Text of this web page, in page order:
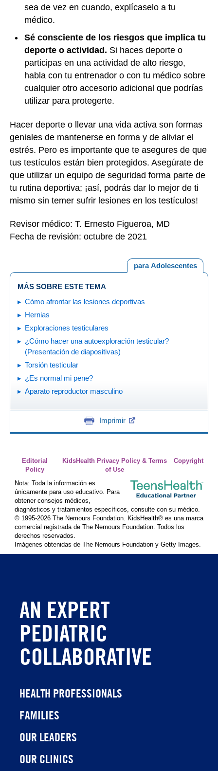
sea de vez en cuando, explícaselo a tu
médico.
Sé consciente de los riesgos que implica tu
deporte o actividad. Si haces deporte o
participas en una actividad de alto riesgo,
habla con tu entrenador o con tu médico sobre
cualquier otro accesorio adicional que podrías
utilizar para protegerte.
Hacer deporte o llevar una vida activa son formas
geniales de mantenerse en forma y de aliviar el
estrés. Pero es importante que te asegures de que
tus testículos están bien protegidos. Asegúrate de
que utilizar un equipo de seguridad forma parte de
tu rutina deportiva; ¡así, podrás dar lo mejor de ti
mismo sin temer sufrir lesiones en los testículos!
Revisor médico: T. Ernesto Figueroa, MD
Fecha de revisión: octubre de 2021
para Adolescentes
MÁS SOBRE ESTE TEMA
Cómo afrontar las lesiones deportivas
Hernias
Exploraciones testiculares
¿Cómo hacer una autoexploración testicular?
(Presentación de diapositivas)
Torsión testicular
¿Es normal mi pene?
Aparato reproductor masculino
Imprimir
Editorial
Policy
KidsHealth Privacy Policy & Terms
of Use
Copyright
Nota: Toda la información es
únicamente para uso educativo. Para
obtener consejos médicos,
diagnósticos y tratamientos específicos, consulte con su médico.
© 1995-2026 The Nemours Foundation. KidsHealth® es una marca
comercial registrada de The Nemours Foundation. Todos los
derechos reservados.
Imágenes obtenidas de The Nemours Foundation y Getty Images.
AN EXPERT
PEDIATRIC
COLLABORATIVE
HEALTH PROFESSIONALS
FAMILIES
OUR LEADERS
OUR CLINICS